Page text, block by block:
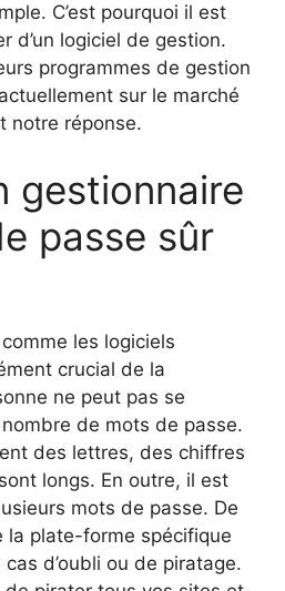
C’est pourquoi il est
d’un logiciel de gestion.
programmes de gestion
sur le marché
notre réponse.
gestionnaire
passe sûr
les logiciels
crucial de la
ne peut pas se
nombre de mots de passe.
des lettres, des chiffres
longs. En outre, il est
mots de passe. De
la plate-forme spécifique
d’oubli ou de piratage.